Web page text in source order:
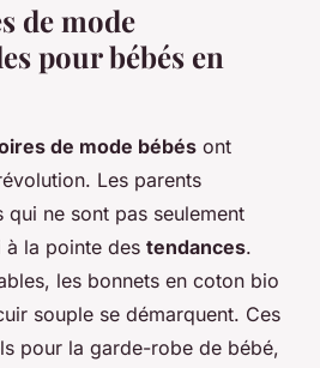
de mode
pour bébés en
de mode bébés ont
Les parents
ne sont pas seulement
à la pointe des tendances.
les bonnets en coton bio
souple se démarquent. Ces
pour la garde-robe de bébé,